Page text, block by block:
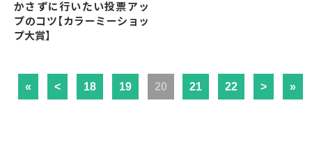
かさずに行いたい投票アッ
プのコツ【カラーミーショッ
プ大賞】
« < 18 19 20 21 22 > »